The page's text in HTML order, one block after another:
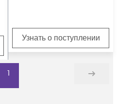
Узнать о поступлении
1
Дальше